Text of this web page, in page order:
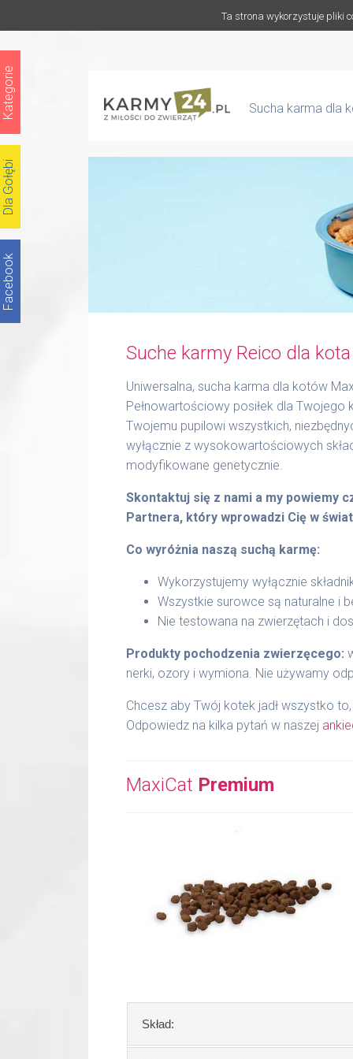
Ta strona wykorzystuje pliki
Sucha karma dla
Suche karmy Reico dla
Uniwersalna, sucha karma dla kotów
Pełnowartościowy posiłek dla
Twojemu pupilowi wszystkich,
wyłącznie z wysokowartościowych
modyfikowane genetycznie.
Skontaktuj się z nami a my powiemy
Partnera, który wprowadzi Cię w
Co wyróżnia naszą suchą karmę:
Wykorzystujemy wyłącznie
Wszystkie surowce są naturalne i
Nie testowana na zwierzętach i
Produkty pochodzenia zwierzęcego:
nerki, ozory i wymiona. Nie używamy
Chcesz aby Twój kotek jadł wszystko
Odpowiedz na kilka pytań w naszej
MaxiCat Premium
Skład:
Facebook
Dla Gołębi
Kategorie